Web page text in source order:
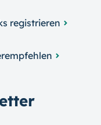
registrieren